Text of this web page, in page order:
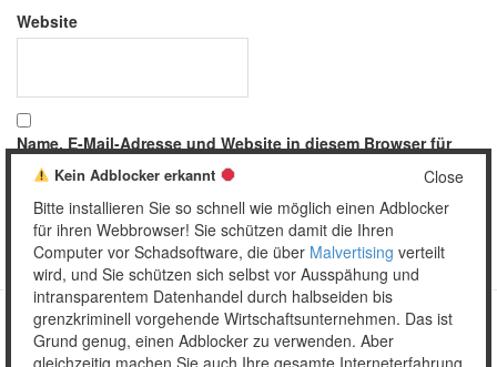
Website
Name, E-Mail-Adresse und Website in diesem Browser für
meinen nächsten Kommentar speichern.
Copyright © 2026 Unser täglich Spam.
Close
Kein Adblocker erkannt
Bitte installieren Sie so schnell wie möglich einen Adblocker
für ihren Webbrowser! Sie schützen damit die Ihren
Computer vor Schadsoftware, die über Malvertising verteilt
wird, und Sie schützen sich selbst vor Ausspähung und
intransparentem Datenhandel durch halbseiden bis
grenzkriminell vorgehende Wirtschaftsunternehmen. Das ist
Grund genug, einen Adblocker zu verwenden. Aber
gleichzeitig machen Sie auch Ihre gesamte Interneterfahrung